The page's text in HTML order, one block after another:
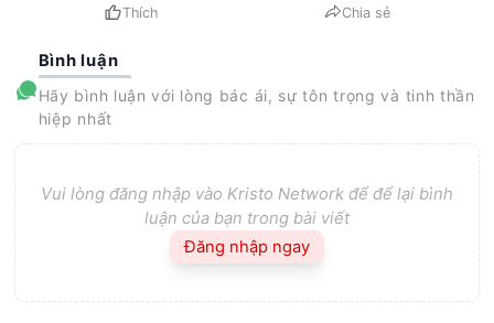
Thích Chia sẻ
Bình luận
Hãy bình luận với lòng bác ái, sự tôn trọng và tinh thần
hiệp nhất
Vui lòng đăng nhập vào Kristo Network để để lại bình
luận của bạn trong bài viết
Đăng nhập ngay